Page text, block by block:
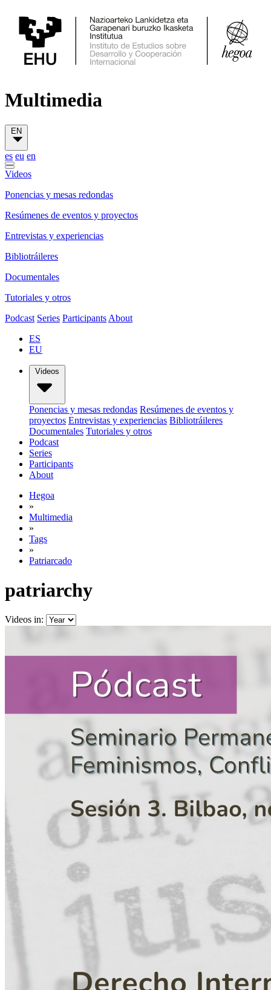
Multimedia
EN
es eu en
Videos
Ponencias y mesas redondas
Resúmenes de eventos y proyectos
Entrevistas y experiencias
Bibliotráileres
Documentales
Tutoriales y otros
Podcast Series Participants About
ES
EU
Videos
Ponencias y mesas redondas Resúmenes de eventos y
proyectos Entrevistas y experiencias Bibliotráileres
Documentales Tutoriales y otros
Podcast
Series
Participants
About
Hegoa
»
Multimedia
»
Tags
»
Patriarcado
patriarchy
Videos in: